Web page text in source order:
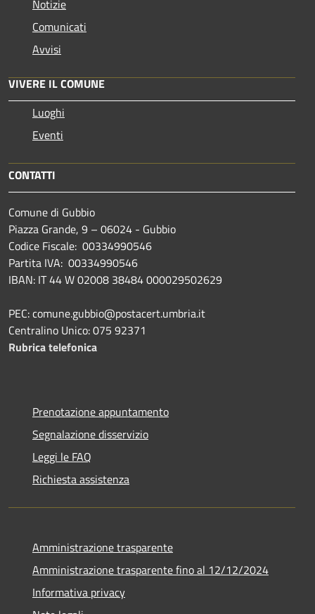
Notizie
Comunicati
Avvisi
VIVERE IL COMUNE
Luoghi
Eventi
CONTATTI
Comune di Gubbio
Piazza Grande, 9 – 06024 - Gubbio
Codice Fiscale: 00334990546
Partita IVA: 00334990546
IBAN: IT 44 W 02008 38484 000029502629
PEC: comune.gubbio@postacert.umbria.it
Centralino Unico: 075 92371
Rubrica telefonica
Prenotazione appuntamento
Segnalazione disservizio
Leggi le FAQ
Richiesta assistenza
Amministrazione trasparente
Amministrazione trasparente fino al 12/12/2024
Informativa privacy